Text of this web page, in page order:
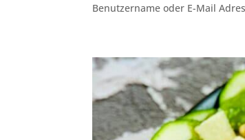
Benutzername oder E-Mail